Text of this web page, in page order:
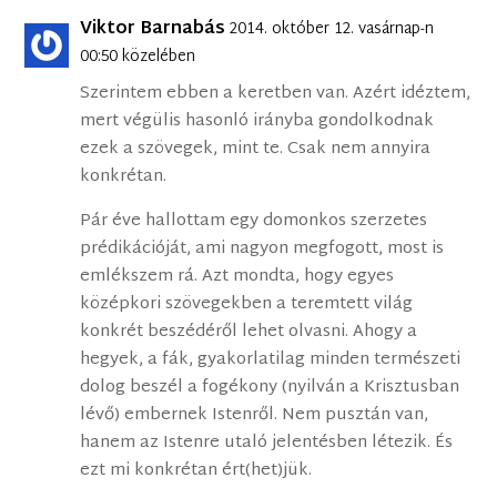
Viktor Barnabás 2014. október 12. vasárnap-n
00:50 közelében
Szerintem ebben a keretben van. Azért idéztem,
mert végülis hasonló irányba gondolkodnak
ezek a szövegek, mint te. Csak nem annyira
konkrétan.
Pár éve hallottam egy domonkos szerzetes
prédikációját, ami nagyon megfogott, most is
emlékszem rá. Azt mondta, hogy egyes
középkori szövegekben a teremtett világ
konkrét beszédéről lehet olvasni. Ahogy a
hegyek, a fák, gyakorlatilag minden természeti
dolog beszél a fogékony (nyilván a Krisztusban
lévő) embernek Istenről. Nem pusztán van,
hanem az Istenre utaló jelentésben létezik. És
ezt mi konkrétan ért(het)jük.